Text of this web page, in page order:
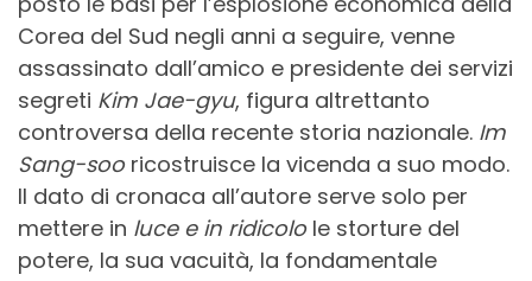
Corea del Sud negli anni a seguire, venne
assassinato dall’amico e presidente dei servizi
segreti Kim Jae-gyu, figura altrettanto
controversa della recente storia nazionale. Im
Sang-sooricostruisce la vicenda a suo modo.
Il dato di cronaca all’autore serve solo per
mettere in luce e in ridicolole storture del
potere, la sua vacuità, la fondamentale